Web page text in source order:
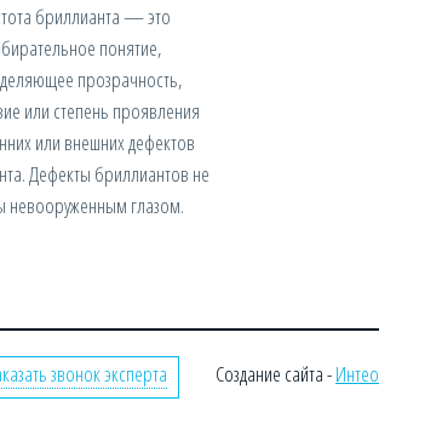
бриллианта — это
понятие,
прозрачность,
или степень проявления
или внешних дефектов
Дефекты бриллиантов не
невооруженным глазом.
Создание сайта -Интео
звонок эксперта